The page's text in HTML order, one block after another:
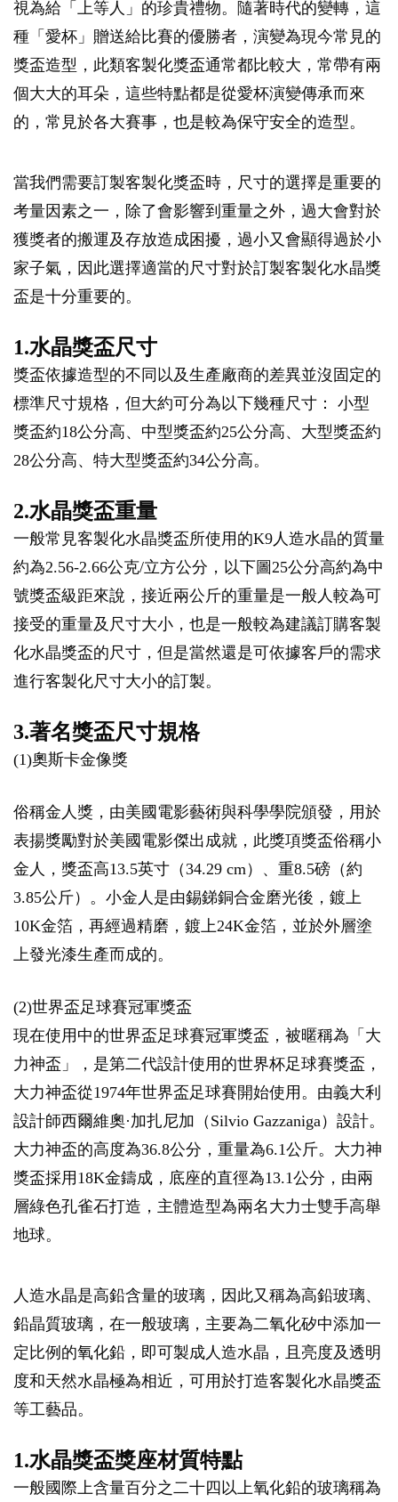
視為給「上等人」的珍貴禮物。隨著時代的變轉，這
種「愛杯」贈送給比賽的優勝者，演變為現今常見的
獎盃造型，此類客製化獎盃通常都比較大，常帶有兩
個大大的耳朵，這些特點都是從愛杯演變傳承而來
的，常見於各大賽事，也是較為保守安全的造型。
當我們需要訂製客製化獎盃時，尺寸的選擇是重要的
考量因素之一，除了會影響到重量之外，過大會對於
獲獎者的搬運及存放造成困擾，過小又會顯得過於小
家子氣，因此選擇適當的尺寸對於訂製客製化水晶獎
盃是十分重要的。
1.水晶獎盃尺寸
獎盃依據造型的不同以及生產廠商的差異並沒固定的
標準尺寸規格，但大約可分為以下幾種尺寸： 小型
獎盃約18公分高、中型獎盃約25公分高、大型獎盃約
28公分高、特大型獎盃約34公分高。
2.水晶獎盃重量
一般常見客製化水晶獎盃所使用的K9人造水晶的質量
約為2.56-2.66公克/立方公分，以下圖25公分高約為中
號獎盃級距來說，接近兩公斤的重量是一般人較為可
接受的重量及尺寸大小，也是一般較為建議訂購客製
化水晶獎盃的尺寸，但是當然還是可依據客戶的需求
進行客製化尺寸大小的訂製。
3.著名獎盃尺寸規格
(1)奧斯卡金像獎
俗稱金人獎，由美國電影藝術與科學學院頒發，用於
表揚獎勵對於美國電影傑出成就，此獎項獎盃俗稱小
金人，獎盃高13.5英寸（34.29 cm）、重8.5磅（約
3.85公斤）。小金人是由錫銻銅合金磨光後，鍍上
10K金箔，再經過精磨，鍍上24K金箔，並於外層塗
上發光漆生產而成的。
(2)世界盃足球賽冠軍獎盃
現在使用中的世界盃足球賽冠軍獎盃，被暱稱為「大
力神盃」，是第二代設計使用的世界杯足球賽獎盃，
大力神盃從1974年世界盃足球賽開始使用。由義大利
設計師西爾維奧·加扎尼加（Silvio Gazzaniga）設計。
大力神盃的高度為36.8公分，重量為6.1公斤。大力神
獎盃採用18K金鑄成，底座的直徑為13.1公分，由兩
層綠色孔雀石打造，主體造型為兩名大力士雙手高舉
地球。
人造水晶是高鉛含量的玻璃，因此又稱為高鉛玻璃、
鉛晶質玻璃，在一般玻璃，主要為二氧化矽中添加一
定比例的氧化鉛，即可製成人造水晶，且亮度及透明
度和天然水晶極為相近，可用於打造客製化水晶獎盃
等工藝品。
1.水晶獎盃獎座材質特點
一般國際上含量百分之二十四以上氧化鉛的玻璃稱為